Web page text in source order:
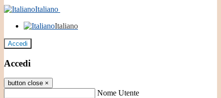
Italiano
Italiano
Accedi
Accedi
button close ×
Nome Utente